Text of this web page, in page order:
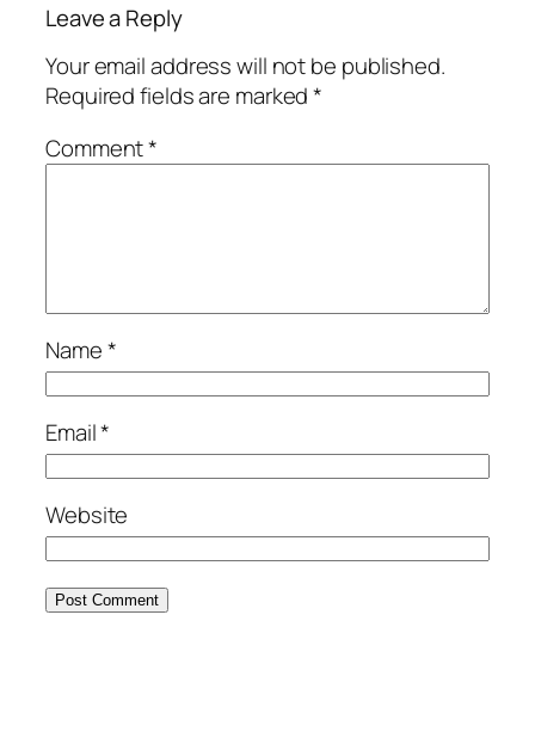
Leave a Reply
Your email address will not be published.
Required fields are marked*
Comment*
Name*
Email*
Website